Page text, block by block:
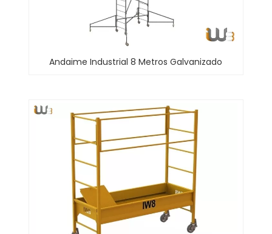
Andaime Industrial 8 Metros Galvanizado